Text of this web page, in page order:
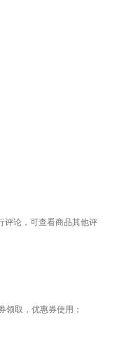
评论，可查看商品其他评
领取，优惠券使用；